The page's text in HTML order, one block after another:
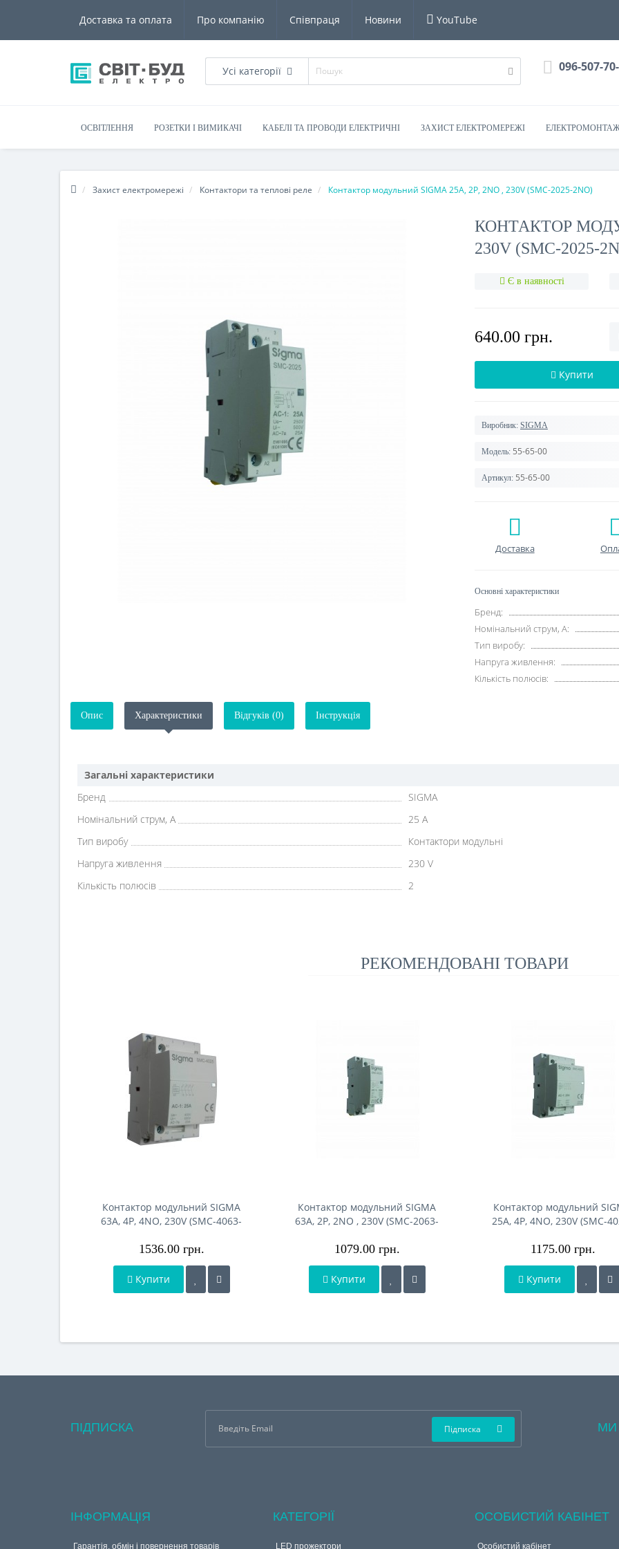
Доставка та оплата Про компанію Співпраця Новини YouTube
Усі категорії 096-507-
ОСВІТЛЕННЯ РОЗЕТКИ І ВИМИКАЧІ КАБЕЛІ ТА ПРОВОДИ ЕЛЕКТРИЧНІ ЗАХИСТ ЕЛЕКТРОМЕРЕЖІ
Захист електромережі Контактори та теплові реле Контактор модульний SIGMA 25А, 2Р, 2NO , 230V (SMC-2025-2NO)
КОНТАКТОР
230V (SMC-2025-
Є в наявності
640.00 грн.
Купити
Виробник: SIGMA
Модель: 55-65-00
Артикул: 55-65-00
Доставка
Основні характеристики
Бренд:
Номінальний струм, A:
Тип виробу:
Напруга живлення:
Кількість полюсів:
Опис Характеристики Відгуків (0) Інструкція
Загальні характеристики
Бренд
SIGMA
Номінальний струм, A
25 A
Тип виробу
Контактори модульні
Напруга живлення
230 V
Кількість полюсів
2
РЕКОМЕНДОВАНІ ТОВАРИ
Контактор модульний SIGMA
63А, 4Р, 4NO, 230V (SMC-4063-
1536.00 грн.
Купити
Контактор модульний SIGMA
63А, 2Р, 2NO , 230V (SMC-2063-
1079.00 грн.
Купити
Контактор модульний
25А, 4Р, 4NO, 230V (SMC-
1175.00 грн.
Купити
ПІДПИСКА Підписка МИ
ІНФОРМАЦІЯ
Гарантія, обмін і повернення товарів
КАТЕГОРІЇ
LED прожектори
ОСОБИСТИЙ КАБІНЕТ
Особистий кабінет